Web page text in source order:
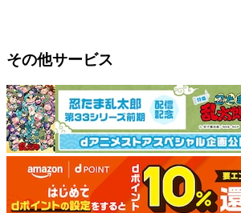
その他サービス